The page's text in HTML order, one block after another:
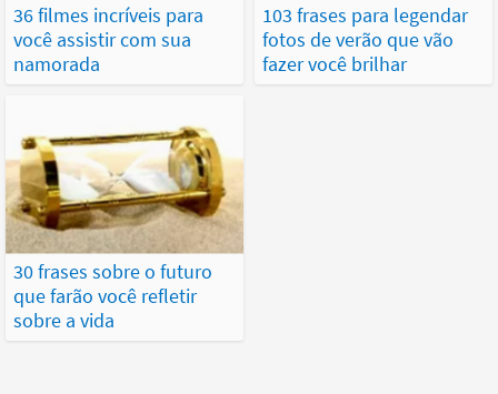
36 filmes incríveis para
você assistir com sua
namorada
103 frases para legendar
fotos de verão que vão
fazer você brilhar
30 frases sobre o futuro
que farão você refletir
sobre a vida